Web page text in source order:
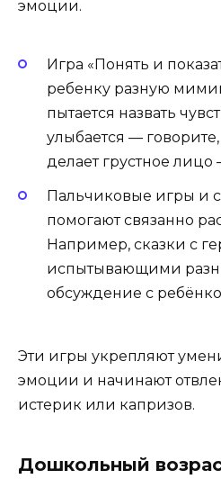
эмоции.
Игра «Понять и
ребенку разную
пытается назвать
улыбается — говорите,
делает грустное лицо
Пальчиковые игры и
помогают связанно
Например, сказки с
испытывающими
обсуждение с
Эти игры укрепляют
эмоции и начинают
истерик или капризов.
Дошкольный